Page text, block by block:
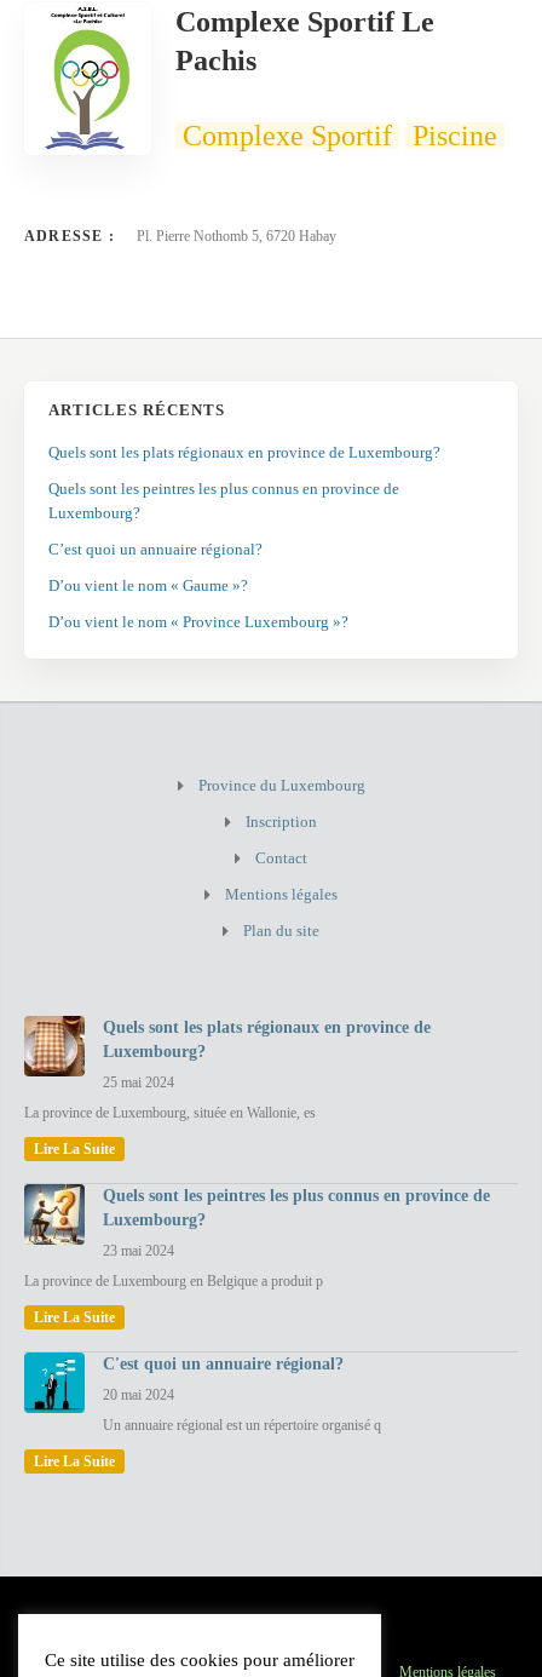
Complexe Sportif Le
Pachis
Complexe Sportif Piscine
ADRESSE : Pl. Pierre Nothomb 5, 6720 Habay
ARTICLES RÉCENTS
Quels sont les plats régionaux en province de Luxembourg?
Quels sont les peintres les plus connus en province de
Luxembourg?
C’est quoi un annuaire régional?
D’ou vient le nom « Gaume »?
D’ou vient le nom « Province Luxembourg »?
Province du Luxembourg
Inscription
Contact
Mentions légales
Plan du site
Quels sont les plats régionaux en province de
Luxembourg?
25 mai 2024
La province de Luxembourg, située en Wallonie, es
Lire La Suite
Quels sont les peintres les plus connus en province de
Luxembourg?
23 mai 2024
La province de Luxembourg en Belgique a produit p
Lire La Suite
C'est quoi un annuaire régional?
20 mai 2024
Un annuaire régional est un répertoire organisé q
Lire La Suite
Inscription Mentions légales
Ce site utilise des cookies pour améliorer